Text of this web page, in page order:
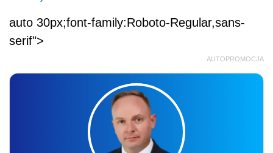
auto 30px;font-family:Roboto-Regular,sans-
serif">
AUTOPROMOCJA